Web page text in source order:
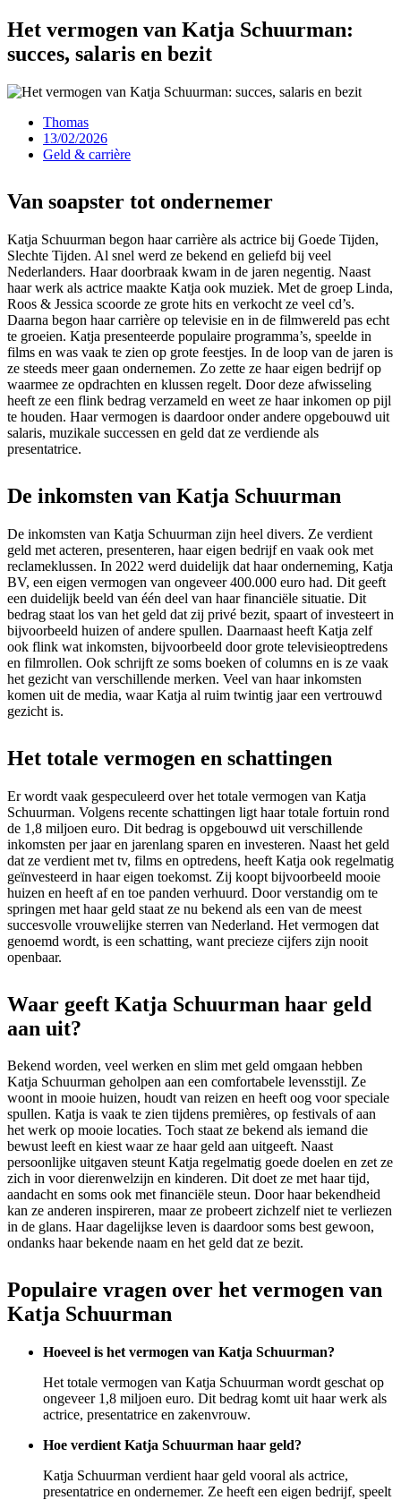
Het vermogen van Katja Schuurman:
succes, salaris en bezit
Thomas
13/02/2026
Geld & carrière
Van soapster tot ondernemer
Katja Schuurman begon haar carrière als actrice bij Goede Tijden,
Slechte Tijden. Al snel werd ze bekend en geliefd bij veel
Nederlanders. Haar doorbraak kwam in de jaren negentig. Naast
haar werk als actrice maakte Katja ook muziek. Met de groep Linda,
Roos & Jessica scoorde ze grote hits en verkocht ze veel cd’s.
Daarna begon haar carrière op televisie en in de filmwereld pas echt
te groeien. Katja presenteerde populaire programma’s, speelde in
films en was vaak te zien op grote feestjes. In de loop van de jaren is
ze steeds meer gaan ondernemen. Zo zette ze haar eigen bedrijf op
waarmee ze opdrachten en klussen regelt. Door deze afwisseling
heeft ze een flink bedrag verzameld en weet ze haar inkomen op pijl
te houden. Haar vermogen is daardoor onder andere opgebouwd uit
salaris, muzikale successen en geld dat ze verdiende als
presentatrice.
De inkomsten van Katja Schuurman
De inkomsten van Katja Schuurman zijn heel divers. Ze verdient
geld met acteren, presenteren, haar eigen bedrijf en vaak ook met
reclameklussen. In 2022 werd duidelijk dat haar onderneming, Katja
BV, een eigen vermogen van ongeveer 400.000 euro had. Dit geeft
een duidelijk beeld van één deel van haar financiële situatie. Dit
bedrag staat los van het geld dat zij privé bezit, spaart of investeert in
bijvoorbeeld huizen of andere spullen. Daarnaast heeft Katja zelf
ook flink wat inkomsten, bijvoorbeeld door grote televisieoptredens
en filmrollen. Ook schrijft ze soms boeken of columns en is ze vaak
het gezicht van verschillende merken. Veel van haar inkomsten
komen uit de media, waar Katja al ruim twintig jaar een vertrouwd
gezicht is.
Het totale vermogen en schattingen
Er wordt vaak gespeculeerd over het totale vermogen van Katja
Schuurman. Volgens recente schattingen ligt haar totale fortuin rond
de 1,8 miljoen euro. Dit bedrag is opgebouwd uit verschillende
inkomsten per jaar en jarenlang sparen en investeren. Naast het geld
dat ze verdient met tv, films en optredens, heeft Katja ook regelmatig
geïnvesteerd in haar eigen toekomst. Zij koopt bijvoorbeeld mooie
huizen en heeft af en toe panden verhuurd. Door verstandig om te
springen met haar geld staat ze nu bekend als een van de meest
succesvolle vrouwelijke sterren van Nederland. Het vermogen dat
genoemd wordt, is een schatting, want precieze cijfers zijn nooit
openbaar.
Waar geeft Katja Schuurman haar geld
aan uit?
Bekend worden, veel werken en slim met geld omgaan hebben
Katja Schuurman geholpen aan een comfortabele levensstijl. Ze
woont in mooie huizen, houdt van reizen en heeft oog voor speciale
spullen. Katja is vaak te zien tijdens premières, op festivals of aan
het werk op mooie locaties. Toch staat ze bekend als iemand die
bewust leeft en kiest waar ze haar geld aan uitgeeft. Naast
persoonlijke uitgaven steunt Katja regelmatig goede doelen en zet ze
zich in voor dierenwelzijn en kinderen. Dit doet ze met haar tijd,
aandacht en soms ook met financiële steun. Door haar bekendheid
kan ze anderen inspireren, maar ze probeert zichzelf niet te verliezen
in de glans. Haar dagelijkse leven is daardoor soms best gewoon,
ondanks haar bekende naam en het geld dat ze bezit.
Populaire vragen over het vermogen van
Katja Schuurman
Hoeveel is het vermogen van Katja Schuurman?
Het totale vermogen van Katja Schuurman wordt geschat op
ongeveer 1,8 miljoen euro. Dit bedrag komt uit haar werk als
actrice, presentatrice en zakenvrouw.
Hoe verdient Katja Schuurman haar geld?
Katja Schuurman verdient haar geld vooral als actrice,
presentatrice en ondernemer. Ze heeft een eigen bedrijf, speelt